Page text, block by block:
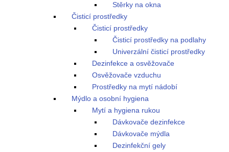
Stěrky na okna
Čisticí prostředky
Čisticí prostředky
Čisticí prostředky na podlahy
Univerzální čisticí prostředky
Dezinfekce a osvěžovače
Osvěžovače vzduchu
Prostředky na mytí nádobí
Mýdlo a osobní hygiena
Mytí a hygiena rukou
Dávkovače dezinfekce
Dávkovače mýdla
Dezinfekční gely